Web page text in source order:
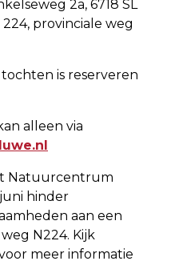
2a, 6718 SL
provinciale weg
is reserveren
alleen via
Natuurcentrum
hinder
aan een
N224. Kijk
meer informatie